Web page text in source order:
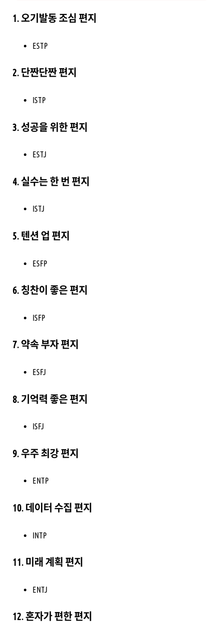
1. 오기발동 조심 편지
ESTP
2. 단짠단짠 편지
ISTP
3. 성공을 위한 편지
ESTJ
4. 실수는 한 번 편지
ISTJ
5. 텐션 업 편지
ESFP
6. 칭찬이 좋은 편지
ISFP
7. 약속 부자 편지
ESFJ
8. 기억력 좋은 편지
ISFJ
9. 우주 최강 편지
ENTP
10. 데이터 수집 편지
INTP
11. 미래 계획 편지
ENTJ
12. 혼자가 편한 편지